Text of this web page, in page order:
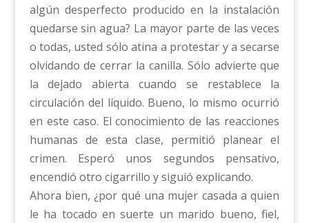
algún desperfecto producido en la instalación
quedarse sin agua? La mayor parte de las veces
o todas, usted sólo atina a protestar y a secarse
olvidando de cerrar la canilla. Sólo advierte que
la dejado abierta cuando se restablece la
circulación del líquido. Bueno, lo mismo ocurrió
en este caso. El conocimiento de las reacciones
humanas de esta clase, permitió planear el
crimen. Esperó unos segundos pensativo,
encendió otro cigarrillo y siguió explicando.
Ahora bien, ¿por qué una mujer casada a quien
le ha tocado en suerte un marido bueno, fiel,